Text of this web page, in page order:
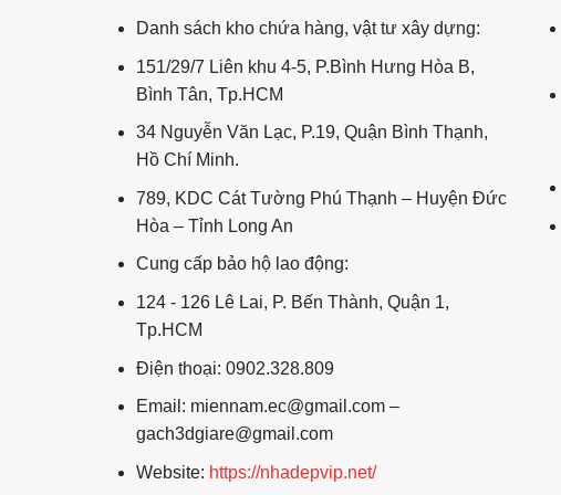
Danh sách kho chứa hàng, vật tư xây dựng:
151/29/7 Liên khu 4-5, P.Bình Hưng Hòa B,
Bình Tân, Tp.HCM
34 Nguyễn Văn Lạc, P.19, Quận Bình Thạnh,
Hồ Chí Minh.
789, KDC Cát Tường Phú Thạnh – Huyện Đức
Hòa – Tỉnh Long An
Cung cấp bảo hộ lao động:
124 - 126 Lê Lai, P. Bến Thành, Quận 1,
Tp.HCM
Điện thoại: 0902.328.809
Email: miennam.ec@gmail.com –
gach3dgiare@gmail.com
Website: https://nhadepvip.net/